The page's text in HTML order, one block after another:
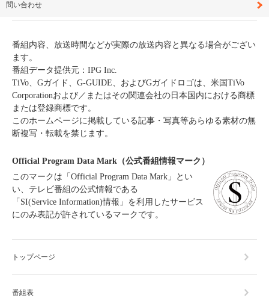
問い合わせ
番組内容、放送時間などが実際の放送内容と異なる場合がござい
ます。
番組データ提供元：IPG Inc.
TiVo、Gガイド、G-GUIDE、およびGガイドロゴは、米国TiVo
Corporationおよび／またはその関連会社の日本国内における商標
または登録商標です。
このホームページに掲載している記事・写真等あらゆる素材の無
断複写・転載を禁じます。
Official Program Data Mark（公式番組情報マーク）
このマークは「Official Program Data Mark」とい
い、テレビ番組の公式情報である
「SI(Service Information)情報」を利用したサービス
にのみ表記が許されているマークです。
トップページ
番組表